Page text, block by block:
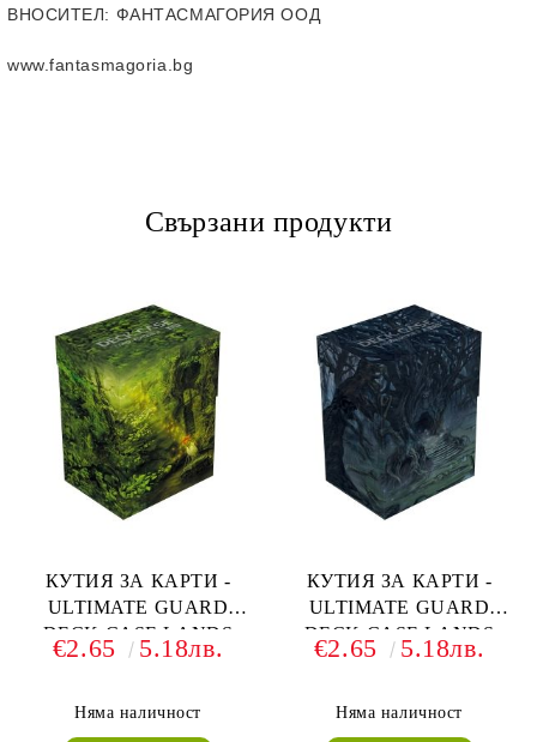
ВНОСИТЕЛ: ФАНТАСМАГОРИЯ ООД
www.fantasmagoria.bg
Свързани продукти
КУТИЯ ЗА КАРТИ -
ULTIMATE GUARD
DECK CASE LANDS
EDITION II (за LCG, TCG
€2.65 5.18лв.
Няма наличност
КУТИЯ ЗА КАРТИ -
ULTIMATE GUARD
DECK CASE LANDS
EDITION II (за LCG, TCG
€2.65 5.18лв.
Няма наличност